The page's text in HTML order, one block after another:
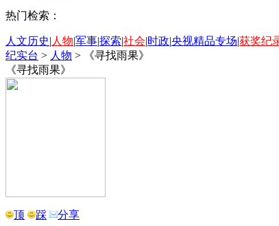
热门检索：
人文历史| 人物|军事|探索|社会|时政|央视精品专场|获奖纪
纪实台 > 人物 >
《寻找雨果》
《寻找雨果》
顶 踩 分享